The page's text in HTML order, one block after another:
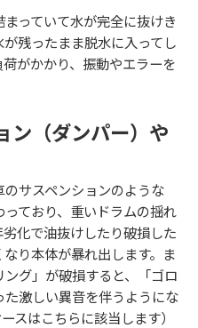
っていて水が完全に抜けき
残ったまま脱水に入ってし
がかかり、振動やエラーを
ン（ダンパー）や
サスペンションのような
っており、重いドラムの揺れ
化で油抜けしたり破損した
り本体が暴れ出します。ま
グ」が破損すると、「ゴロ
激しい異音を伴うようにな
スはこちらに該当します）